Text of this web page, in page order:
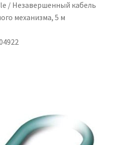
/ Незавершенный кабель
механизма, 5 м